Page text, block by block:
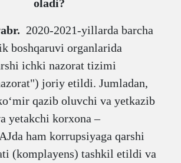
oladi?
2020-2021-yillarda barcha
boshqaruvi organlarida
ichki nazorat tizimi
joriy etildi. Jumladan,
qazib oluvchi va yetkazib
yetakchi korxona –
ham korrupsiyaga qarshi
(komplayens) tashkil etildi va